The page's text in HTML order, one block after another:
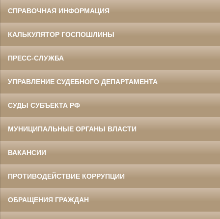
СПРАВОЧНАЯ ИНФОРМАЦИЯ
КАЛЬКУЛЯТОР ГОСПОШЛИНЫ
ПРЕСС-СЛУЖБА
УПРАВЛЕНИЕ СУДЕБНОГО ДЕПАРТАМЕНТА
СУДЫ СУБЪЕКТА РФ
МУНИЦИПАЛЬНЫЕ ОРГАНЫ ВЛАСТИ
ВАКАНСИИ
ПРОТИВОДЕЙСТВИЕ КОРРУПЦИИ
ОБРАЩЕНИЯ ГРАЖДАН